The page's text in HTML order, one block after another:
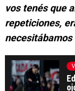
vos tenés que
repeticiones,
necesitábamos